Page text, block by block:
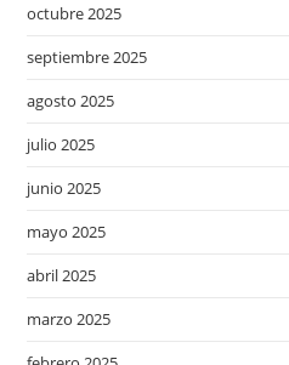
octubre 2025
septiembre 2025
agosto 2025
julio 2025
junio 2025
mayo 2025
abril 2025
marzo 2025